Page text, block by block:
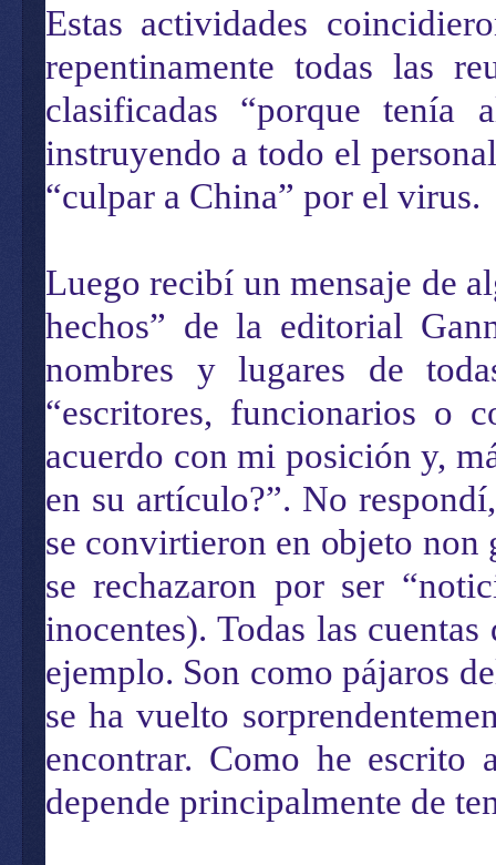
Estas actividades
repentinamente todas las
clasificadas “porque
instruyendo a todo el
“culpar a China” por el virus.
Luego recibí un mensaje de
hechos” de la editorial
nombres y lugares de
“escritores, funcionarios o
acuerdo con mi posición y,
en su artículo?”. No
se convirtieron en objeto non
se rechazaron por ser
inocentes). Todas las
ejemplo. Son como pájaros
se ha vuelto
encontrar. Como he escrito
depende principalmente de